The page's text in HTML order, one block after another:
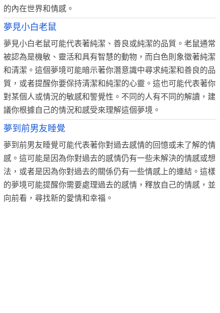
的內在世界和情感。
夢見小白老鼠
夢見小白老鼠可能代表著純潔、善良或純潔的品質。老鼠通常
被認為是機敏、靈活和具有智慧的動物，而白色則象徵著純潔
和清潔。這個夢境可能暗示著你潛意識中尋求純潔和善良的品
質，或者提醒你要保持清潔和純潔的心靈。這也可能代表著你
對某個人或情況的敏感和警覺性。不同的人有不同的解讀，建
議你根據自己的情況和感受來理解這個夢境。
夢到前男友睡覺
夢到前男友睡覺可能代表著你對過去感情的回憶或未了解的情
感。這可能是因為你對過去的感情仍有一些未解決的情感或想
法，或者是因為你對過去的關係仍有一些情感上的連結。這樣
的夢境可能提醒你需要處理過去的感情，釋放自己的情感，並
向前看，尋找新的愛情和幸福。